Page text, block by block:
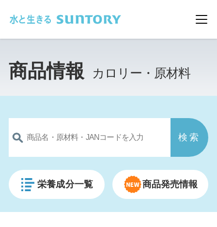
メ
商品情報 カロリー・原材料
栄養成分一覧 商品発売情報